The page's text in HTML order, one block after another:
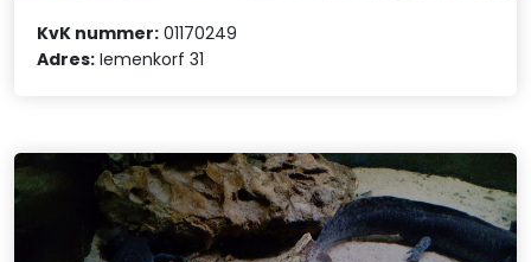
KvK nummer: 01170249
Adres: Iemenkorf 31